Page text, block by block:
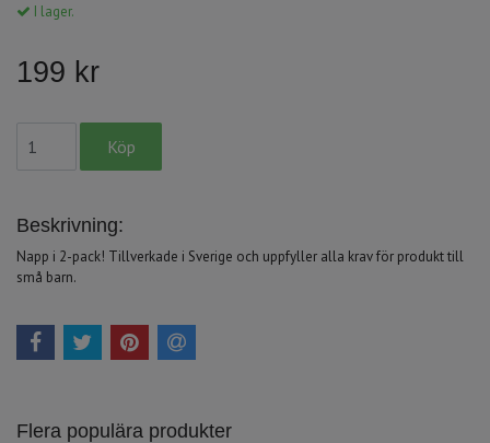
I lager.
199 kr
Beskrivning:
Napp i 2-pack! Tillverkade i Sverige och uppfyller alla krav för produkt till
små barn.
Flera populära produkter